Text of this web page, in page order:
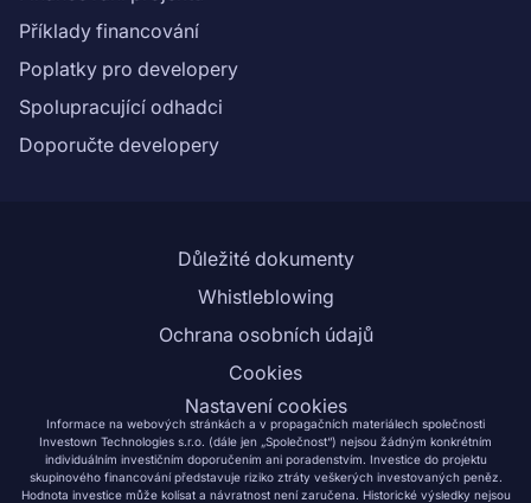
Příklady financování
Poplatky pro developery
Spolupracující odhadci
Doporučte developery
Důležité dokumenty
Whistleblowing
Ochrana osobních údajů
Cookies
Nastavení cookies
Informace na webových stránkách a v propagačních materiálech společnosti
Investown Technologies s.r.o. (dále jen „Společnost“) nejsou žádným konkrétním
individuálním investičním doporučením ani poradenstvím. Investice do projektu
skupinového financování představuje riziko ztráty veškerých investovaných peněz.
Hodnota investice může kolísat a návratnost není zaručena. Historické výsledky nejsou